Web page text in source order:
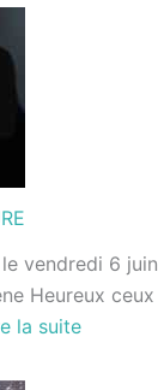
vendredi 6 juin
Heureux ceux
la suite: